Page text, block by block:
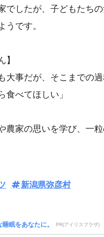
でしたが、子どもたち
うです。
】
大事だが、そこまでの
食べてほしい」
農家の思いを学び、一
新潟県弥彦村
眠をあなたに。 PR(アイリスプラザ)